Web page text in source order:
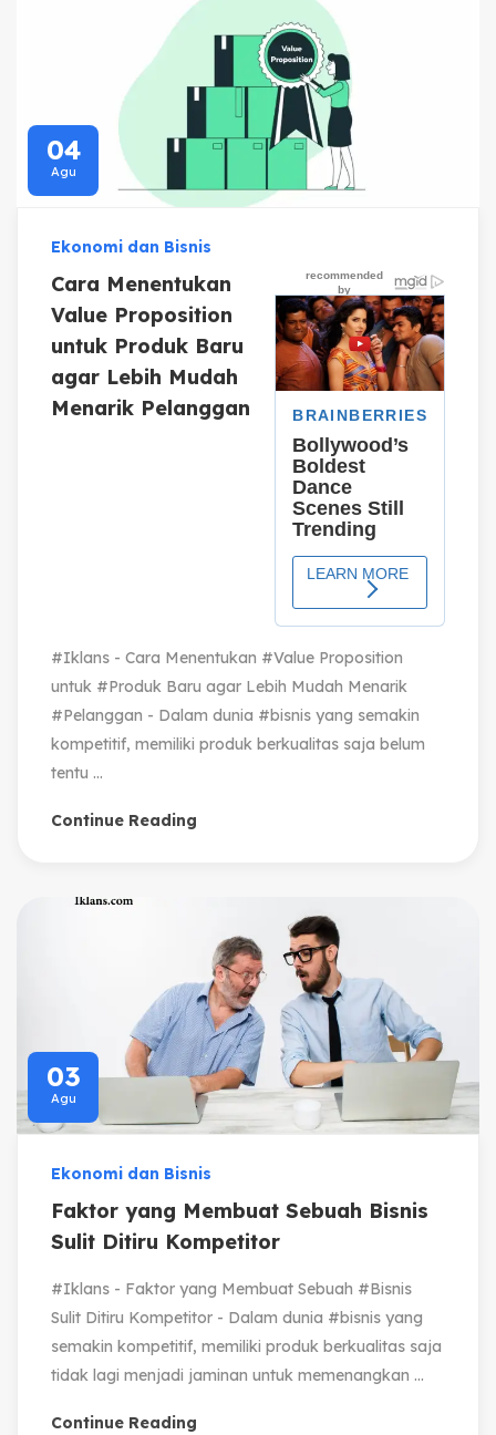
04
Agu
Ekonomi dan Bisnis
Cara Menentukan
Value Proposition
untuk Produk Baru
agar Lebih Mudah
Menarik Pelanggan
#Iklans - Cara Menentukan #Value Proposition
untuk #Produk Baru agar Lebih Mudah Menarik
#Pelanggan - Dalam dunia #bisnis yang semakin
kompetitif, memiliki produk berkualitas saja belum
tentu ...
Continue Reading
03
Agu
Ekonomi dan Bisnis
Faktor yang Membuat Sebuah Bisnis
Sulit Ditiru Kompetitor
#Iklans - Faktor yang Membuat Sebuah #Bisnis
Sulit Ditiru Kompetitor - Dalam dunia #bisnis yang
semakin kompetitif, memiliki produk berkualitas saja
tidak lagi menjadi jaminan untuk memenangkan ...
Continue Reading